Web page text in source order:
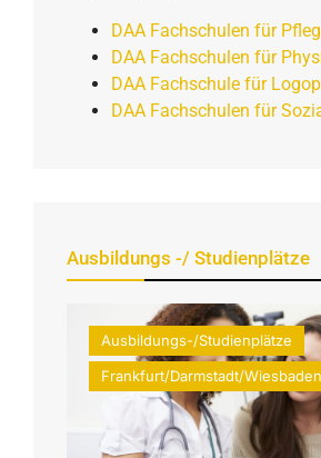
DAA Fachschulen für
DAA Fachschulen für
DAA Fachschule für
DAA Fachschulen für
Ausbildungs -/ Studienplätze
Ausbildungs-/Studienplätze
Frankfurt/Darmstadt/Wiesbaden